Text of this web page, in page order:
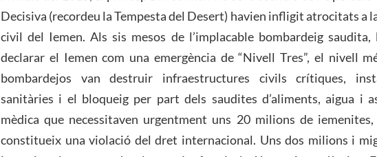
Decisiva (recordeu la Tempesta del Desert) havien infligit atrocitats a
civil del Iemen. Als sis mesos de l’implacable bombardeig saudita,
declarar el Iemen com una emergència de “Nivell Tres”, el nivell
bombardejos van destruir infraestructures civils crítiques,
sanitàries i el bloqueig per part dels saudites d’aliments, aigua i
mèdica que necessitaven urgentment uns 20 milions de iemenites,
constitueix una violació del dret internacional. Uns dos milions i